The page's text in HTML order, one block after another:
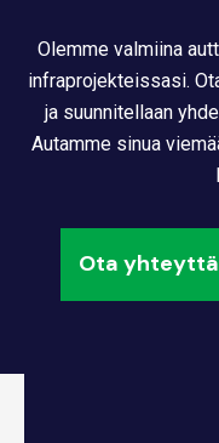
Olemme valmiina
infraprojekteissasi.
ja suunnitellaan
Autamme sinua
Ota